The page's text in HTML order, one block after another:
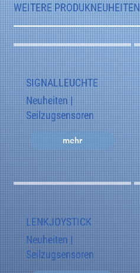
WEITERE PRODUKNEUHEITEN
SIGNALLEUCHTE
Neuheiten |
Seilzugsensoren
mehr
LENKJOYSTICK
Neuheiten |
Seilzugsensoren